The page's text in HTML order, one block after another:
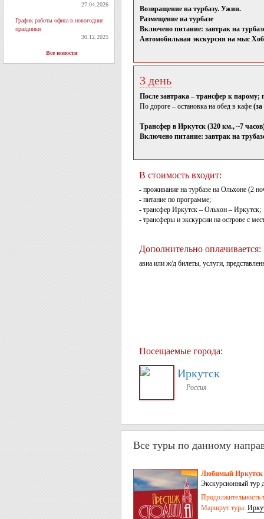
27.04.2026
График работы офиса в новогодние
праздники
30.12.2025
Все новости
Возвращение на турбазу. Ужин.
Размещение на турбазе
Включено питание: завтрак на
Автомобильная экскурсия на мыс
3 день
После завтрака – трансфер к
По дороге – остановка на обед в кафе
Трансфер в Иркутск (320 км., ~7
Включено питание: завтрак на
В стоимость входит:
- проживание на турбазе на Ольхоне (2
- питание по программе;
- трансфер Иркутск – Ольхон – Иркутск;
- трансферы и экскурсии на острове с
Дополнительно оплачивается:
авиа или ж/д билеты, услуги,
Посещаемые города:
Иркутск
Россия
Все туры по данному
Любимый Иркутск
Экскурсионный тур
Иркутск
Продолжительность
Маршрут тура: